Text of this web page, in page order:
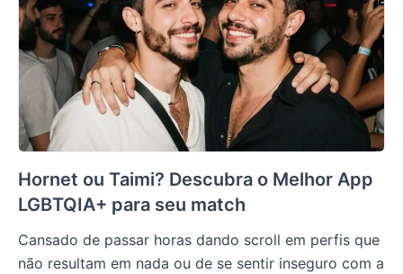
Hornet ou Taimi? Descubra o Melhor App
LGBTQIA+ para seu match
Cansado de passar horas dando scroll em perfis que
não resultam em nada ou de se sentir inseguro com a